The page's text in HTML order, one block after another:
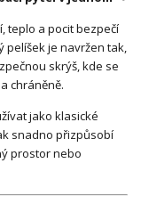
teplo a pocit bezpečí
pelíšek je navržen tak,
skrýš, kde se
chráněně.
jako klasické
snadno přizpůsobí
prostor nebo